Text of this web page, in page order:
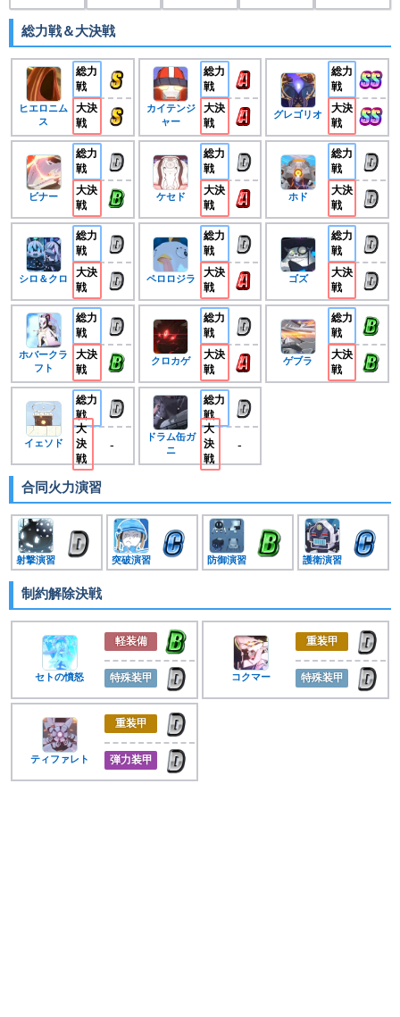
総力戦＆大決戦
ヒエロニム
ス
総力
戦
大決
戦
カイテンジ
ャー
総力
戦
大決
戦
グレゴリオ
総力
戦
大決
戦
ビナー
総力
戦
大決
戦
ケセド
総力
戦
大決
戦
ホド
総力
戦
大決
戦
シロ＆クロ
総力
戦
大決
戦
ペロロジラ
総力
戦
大決
戦
ゴズ
総力
戦
大決
戦
ホバークラ
フト
総力
戦
大決
戦
クロカゲ
総力
戦
大決
戦
ゲブラ
総力
戦
大決
戦
イェソド
総力
戦
大
決
戦
-
ドラム缶ガ
ニ
総力
戦
大
決
戦
-
合同火力演習
射撃演習 突破演習 防御演習 護衛演習
制約解除決戦
セトの憤怒
軽装備
特殊装甲 コクマー
重装甲
特殊装甲
ティファレト
重装甲
弾力装甲